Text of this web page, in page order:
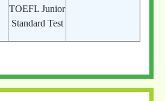
TOEFL Junior
Standard Test